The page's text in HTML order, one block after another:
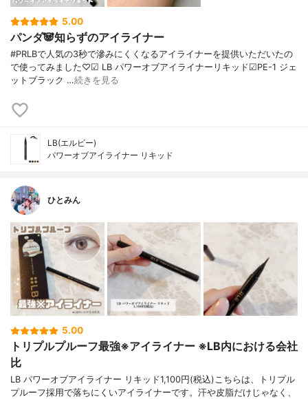
5.00
パンダ🐼知らずのアイライナー
#PRLBで人気の3秒で滲みにくくなるアイライナーを提供いただいたの
で使ってみました♡☑︎ LB パワーオブアイライナーリキッド☑︎PE-1 ジェ
ットブラック …続きを見る
LB(エルビー)
パワーオブアイライナー リキッド
ひとみん
5.00
トリプルプルーフ最強※アイライナー ※LB内における会社
比
LB パワーオブアイライナー リキッド1,100円(税込)こちらは、トリプル
プルーフ採用で落ちにくいアイライナーです。汗や皮脂だけじゃなく、